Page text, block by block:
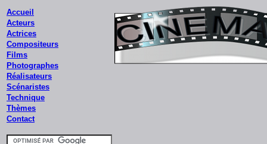
Accueil
Acteurs
Actrices
Compositeurs
Films
Photographes
Réalisateurs
Scénaristes
Technique
Thèmes
Contact